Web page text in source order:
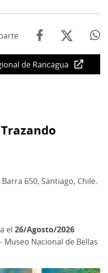
de Rancagua
650, Santiago, Chile.
el 26/Agosto/2026
Museo Nacional de Bellas